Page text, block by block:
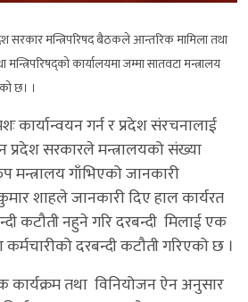
सरकार मन्त्रिपरिषद बैठकले आन्तरिक मामिला तथा
कार्यालयमा जम्मा सातवटा मन्त्रालय
छ। ।
कार्यान्वयन गर्न र प्रदेश संरचनालाई
सरकारले मन्त्रालयको संख्या
गाँभिएको जानकारी
शाहले जानकारी दिए हाल कार्यरत
कटौती नहुने गरि दरबन्दी मिलाई एक
दरबन्दी कटौती गरिएको छ ।
कार्यक्रम तथा विनियोजन ऐन अनुसार